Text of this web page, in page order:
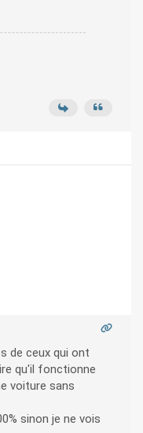
de ceux qui ont
qu'il fonctionne
voiture sans
sinon je ne vois